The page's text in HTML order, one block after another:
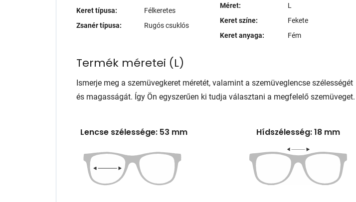
Keret típusa:
Félkeretes
Zsanér típusa:
Rugós csuklós
Méret:
L
Keret színe:
Fekete
Keret anyaga:
Fém
Termék méretei (L)
Ismerje meg a szemüvegkeret méretét, valamint a szemüveglencse szélességét
és magasságát. Így Ön egyszerűen ki tudja választani a megfelelő szemüveget.
Lencse szélessége: 53 mm Hídszélesség: 18 mm